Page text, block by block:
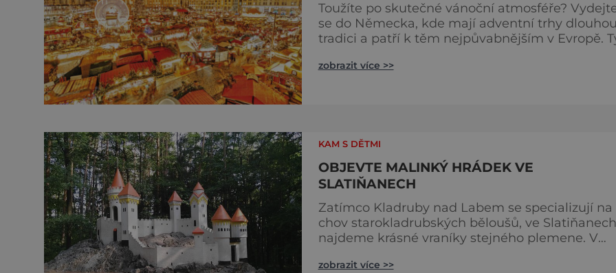
Toužíte po skutečné vánoční atmosféře?
se do Německa, kde mají adventní trhy dlouhou
tradici a patří k těm nejpůvabnějším v Evropě.
začínají 26. 11. 2025 a potrvají do 24. 12. 2025. A
zobrazit více >>
KAM S DĚTMI
OBJEVTE MALINKÝ HRÁDEK VE
SLATIŇANECH
Zatímco Kladruby nad Labem se specializují na
chov starokladrubských běloušů, ve Slatiňanech
najdeme krásné vraníky stejného plemene. V
více o chovu těchto koní, jsou tu vystaveny
zobrazit více >>